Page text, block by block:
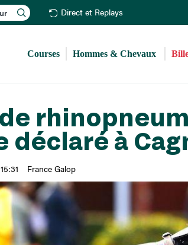
Direct et Replays
Courses Hommes & Chevaux
déclaré à
France Galop